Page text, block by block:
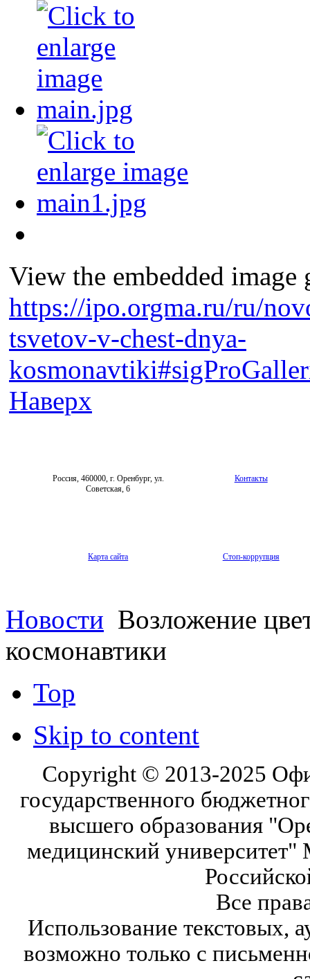
View the embedded
https://ipo.orgma.ru/ru/
tsvetov-v-chest-dnya-
Наверх
Россия, 460000, г. Оренбург, ул.
Советская, 6
Контакты
Карта сайта Стоп-коррупция
Новости Возложение
космонавтики
Top
Skip to content
Copyright © 2013-2025
государственного
высшего образования
медицинский университет"
Все
Использование текстовых,
возможно только с